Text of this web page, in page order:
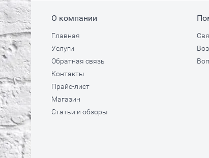
О компании
Главная
Услуги
Обратная связь
Контакты
Прайс-лист
Магазин
Статьи и обзоры